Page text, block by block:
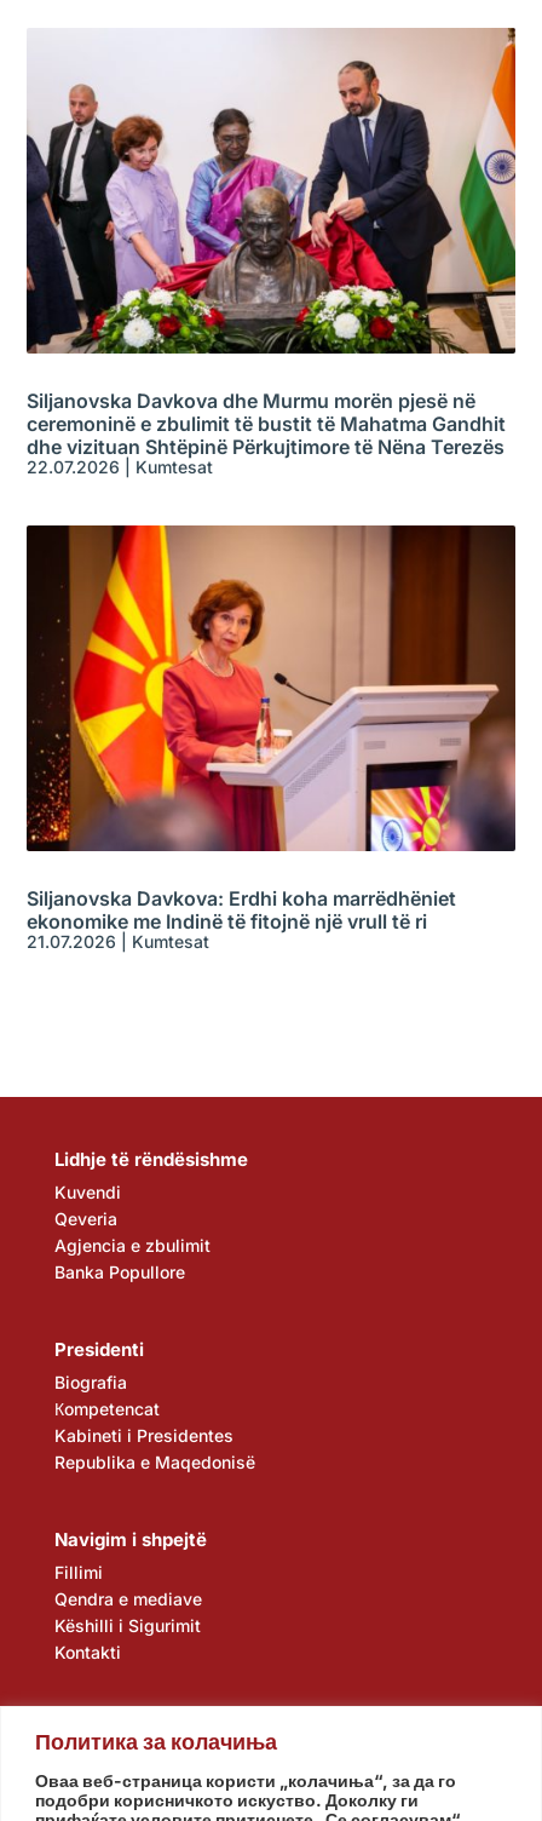
Политика за колачиња
Оваа веб-страница користи „колачиња“, за да го
подобри корисничкото искуство. Доколку ги
Siljanovska Davkova dhe Murmu morën pjesë në
ceremoninë e zbulimit të bustit të Mahatma Gandhit
dhe vizituan Shtëpinë Përkujtimore të Nëna Terezës
22.07.2026 Kumtesat
Siljanovska Davkova: Erdhi koha marrëdhëniet
ekonomike me Indinë të fitojnë një vrull të ri
21.07.2026 Kumtesat
Lidhje të rëndësishme
Kuvendi
Qeveria
Agjencia e zbulimit
Banka Popullore
Presidenti
Biografia
Кompetencat
Kabineti i Presidentes
Republika e Maqedonisë
Navigim i shpejtë
Fillimi
Qendra e mediave
Këshilli i Sigurimit
Kontakti